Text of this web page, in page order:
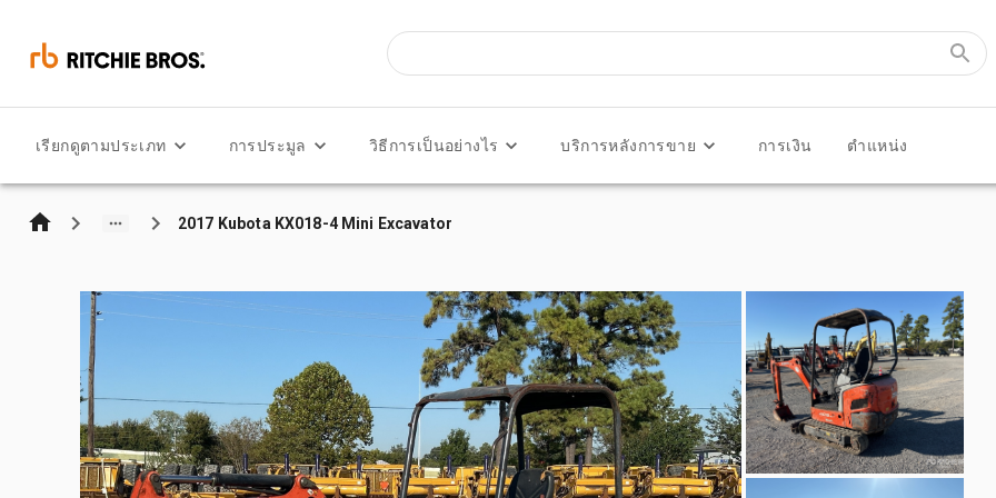
เรียกดูตามประเภท การประมูล วิธีการเป็นอย่างไร บริการหลังการขาย การเงิน ตำแหน่ง
2017 Kubota KX018-4 Mini Excavator